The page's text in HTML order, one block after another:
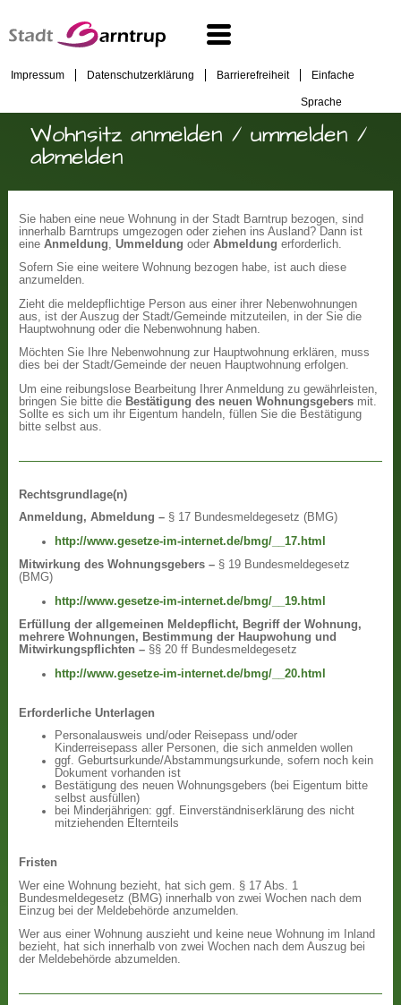
Impressum Datenschutzerklärung Barrierefreiheit Einfache
Sprache
Wohnsitz anmelden / ummelden /
abmelden
Sie haben eine neue Wohnung in der Stadt Barntrup bezogen, sind
innerhalb Barntrups umgezogen oder ziehen ins Ausland? Dann ist
eineAnmeldung ,Ummeldung oderAbmeldung erforderlich.
Sofern Sie eine weitere Wohnung bezogen habe, ist auch diese
anzumelden.
Zieht die meldepflichtige Person aus einer ihrer Nebenwohnungen
aus, ist der Auszug der Stadt/Gemeinde mitzuteilen, in der Sie die
Hauptwohnung oder die Nebenwohnung haben.
Möchten Sie Ihre Nebenwohnung zur Hauptwohnung erklären, muss
dies bei der Stadt/Gemeinde der neuen Hauptwohnung erfolgen.
Um eine reibungslose Bearbeitung Ihrer Anmeldung zu gewährleisten,
bringen Sie bitte die Bestätigung des neuen Wohnungsgebers mit.
Sollte es sich um ihr Eigentum handeln, füllen Sie die Bestätigung
bitte selbst aus.
Rechtsgrundlage(n)
Anmeldung, Abmeldung – § 17 Bundesmeldegesetz (BMG)
http://www.gesetze-im-internet.de/bmg/__17.html
Mitwirkung des Wohnungsgebers – § 19 Bundesmeldegesetz
(BMG)
http://www.gesetze-im-internet.de/bmg/__19.html
Erfüllung der allgemeinen Meldepflicht, Begriff der Wohnung,
mehrere Wohnungen, Bestimmung der Haupwohung und
Mitwirkungspflichten – §§ 20 ff Bundesmeldegesetz
http://www.gesetze-im-internet.de/bmg/__20.html
Erforderliche Unterlagen
Personalausweis und/oder Reisepass und/oder
Kinderreisepass aller Personen, die sich anmelden wollen
ggf. Geburtsurkunde/Abstammungsurkunde, sofern noch kein
Dokument vorhanden ist
Bestätigung des neuen Wohnungsgebers (bei Eigentum bitte
selbst ausfüllen)
bei Minderjährigen: ggf. Einverständniserklärung des nicht
mitziehenden Elternteils
Fristen
Wer eine Wohnung bezieht, hat sich gem. § 17 Abs. 1
Bundesmeldegesetz (BMG) innerhalb von zwei Wochen nach dem
Einzug bei der Meldebehörde anzumelden.
Wer aus einer Wohnung auszieht und keine neue Wohnung im Inland
bezieht, hat sich innerhalb von zwei Wochen nach dem Auszug bei
der Meldebehörde abzumelden.